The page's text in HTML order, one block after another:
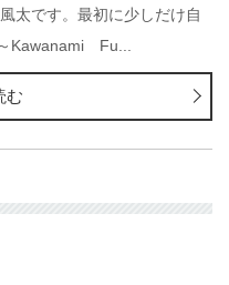
太です。最初に少しだけ自
Kawanami Fu...
む